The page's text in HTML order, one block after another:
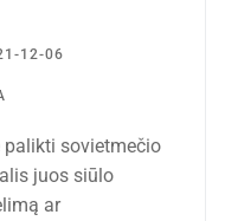
12-06
palikti sovietmečio
juos siūlo
ar